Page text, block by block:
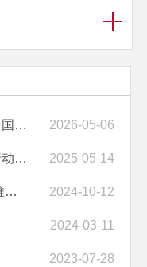
云南保山百花岭观鸟产业入选全国特色生态旅游地典型案例（第一批） 2026-05-06
保山市林草局：党建引领绿美行动 绘就城乡生态新画卷 2025-05-14
丙闷村：创建国家级森林乡村 推动生态保护和旅游发展 2024-10-12
2024-03-11
2023-07-28